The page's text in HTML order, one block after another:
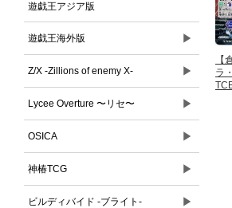
遊戯王アジア版
遊戯王海外版 ▶
Z/X -Zillions of enemy X- ▶
Lycee Overture 〜リセ〜 ▶
OSICA ▶
神椿TCG ▶
ビルディバイド -ブライト- ▶
【
ラ